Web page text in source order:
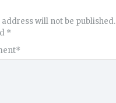
address will not be published.
*
*